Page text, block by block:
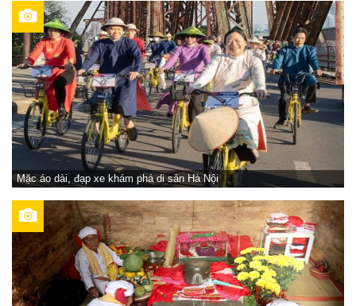
Mặc áo dài, đạp xe khám phá di sản Hà Nội